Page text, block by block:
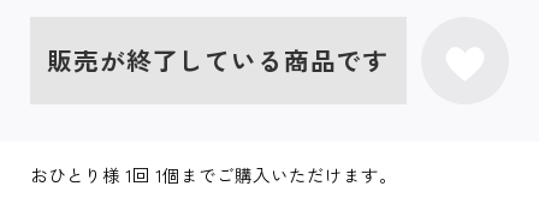
販売が終了している商品です
おひとり様 1回 1個までご購入いただけます。